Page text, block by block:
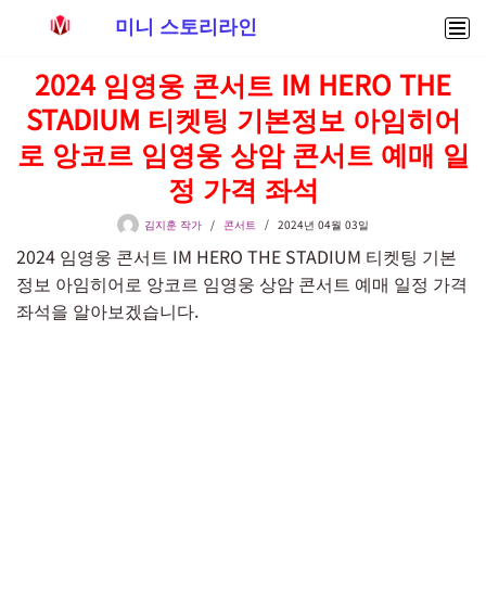
츠
로
건
기
미니 스토리라인
2024 임영웅 콘서트 IM HERO THE
STADIUM 티켓팅 기본정보 아임히어
로 앙코르 임영웅 상암 콘서트 예매 일
정 가격 좌석
김지훈 작가 콘서트 2024년 04월 03일
2024 임영웅 콘서트 IM HERO THE STADIUM 티켓팅 기본
정보 아임히어로 앙코르 임영웅 상암 콘서트 예매 일정 가격
좌석을 알아보겠습니다.